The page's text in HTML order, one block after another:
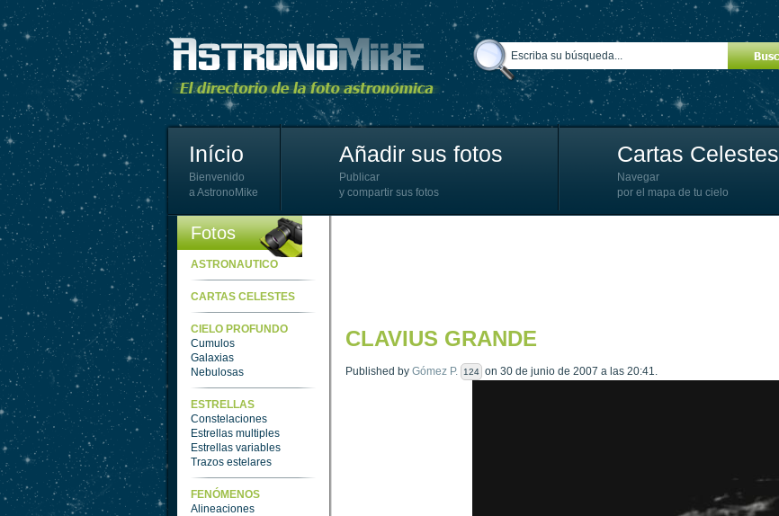
Início
Bienvenido
a AstronoMike
Añadir sus fotos
Publicar
y compartir sus fotos
Cartas Celestes
Navegar
por el mapa de tu cielo
Fotos
ASTRONAUTICO
CARTAS CELESTES
CIELO PROFUNDO
Cumulos
Galaxias
Nebulosas
ESTRELLAS
Constelaciones
Estrellas multiples
Estrellas variables
Trazos estelares
FENÓMENOS
Alineaciones
CLAVIUS GRANDE
Published by Gómez P. 124 on 30 de junio de 2007 a las 20:41.